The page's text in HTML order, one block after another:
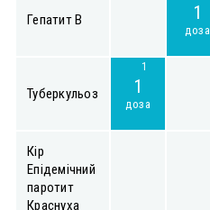
Гепатит В 1
доза
Туберкульоз 1
1
доза
Кір
Епідемічний
паротит
Краснуха